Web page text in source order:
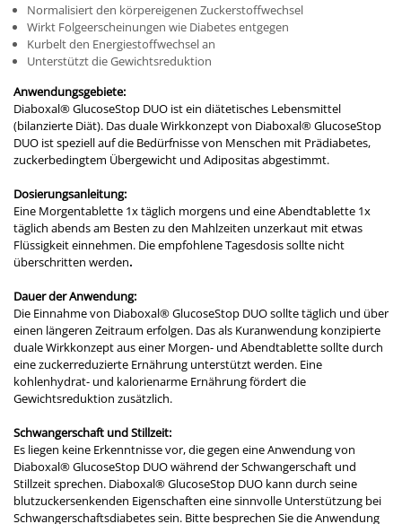
Normalisiert den körpereigenen Zuckerstoffwechsel
Wirkt Folgeerscheinungen wie Diabetes entgegen
Kurbelt den Energiestoffwechsel an
Unterstützt die Gewichtsreduktion
Anwendungsgebiete:
Diaboxal® GlucoseStop DUO ist ein diätetisches Lebensmittel
(bilanzierte Diät). Das duale Wirkkonzept von Diaboxal® GlucoseStop
DUO ist speziell auf die Bedürfnisse von Menschen mit Prädiabetes,
zuckerbedingtem Übergewicht und Adipositas abgestimmt.
Dosierungsanleitung:
Eine Morgentablette 1x täglich morgens und eine Abendtablette 1x
täglich abends am Besten zu den Mahlzeiten unzerkaut mit etwas
Flüssigkeit einnehmen. Die empfohlene Tagesdosis sollte nicht
überschritten werden.
Dauer der Anwendung:
Die Einnahme von Diaboxal® GlucoseStop DUO sollte täglich und über
einen längeren Zeitraum erfolgen. Das als Kuranwendung konzipierte
duale Wirkkonzept aus einer Morgen- und Abendtablette sollte durch
eine zuckerreduzierte Ernährung unterstützt werden. Eine
kohlenhydrat- und kalorienarme Ernährung fördert die
Gewichtsreduktion zusätzlich.
Schwangerschaft und Stillzeit:
Es liegen keine Erkenntnisse vor, die gegen eine Anwendung von
Diaboxal® GlucoseStop DUO während der Schwangerschaft und
Stillzeit sprechen. Diaboxal® GlucoseStop DUO kann durch seine
blutzuckersenkenden Eigenschaften eine sinnvolle Unterstützung bei
Schwangerschaftsdiabetes sein. Bitte besprechen Sie die Anwendung